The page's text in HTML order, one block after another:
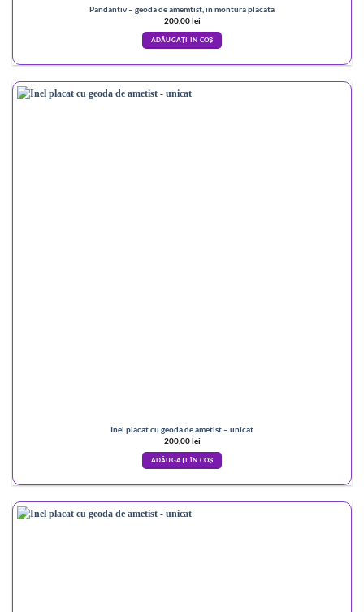
Pandantiv – geoda de amemtist, in montura placata
200,00lei
ADĂUGAȚI ÎN COȘ
Inel placat cu geoda de ametist – unicat
200,00lei
ADĂUGAȚI ÎN COȘ